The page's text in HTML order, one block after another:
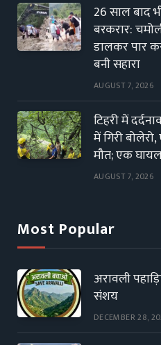
26 साल बाद
बरकरार:
डालकर पार
बनी सहारा
AUGUST 7, 2026
टिहरी में
में गिरी
मौत; एक
AUGUST 7, 2026
Most Popular
अरावली
संशय
DECEMBER 28,